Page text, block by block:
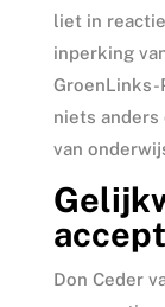
liet in
inperking
GroenLinks-
niets anders
van
Don Ceder